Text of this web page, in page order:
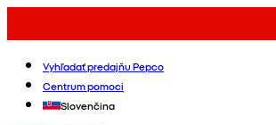
Vyhľadať predajňu Pepco
Centrum pomoci
Slovenčina